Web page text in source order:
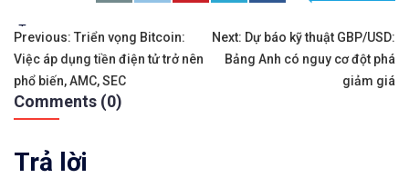
✨🏆𝐗𝐨á 𝐛ỏ 𝐥𝐨 𝐥ắ𝐧𝐠 𝐤𝐡𝐢 𝐭𝐡𝐚𝐦 𝐠𝐢𝐚 𝐭𝐡ị 𝐭𝐫ườ𝐧𝐠 𝐭à𝐢 𝐜𝐡í𝐧𝐡
✅𝘔ở 𝘵à𝘪 𝘬𝘩𝘰ả𝘯 𝘵𝘳ê𝘯 𝘴à𝘯 𝘌𝘹𝘯𝘦𝘴𝘴 𝘜𝘺 𝘛í𝘯 𝘷à 𝘱𝘩ù
✅𝘔ở 𝘵à𝘪 𝘬𝘩𝘰ả𝘯 𝘵𝘳ê𝘯 𝘴à𝘯 𝘐𝘊𝘔𝘢𝘳𝘬𝘦𝘵𝘴 𝘯ổ𝘪 𝘵𝘪ế𝘯𝘨
✅𝘔ở 𝘵à𝘪 𝘬𝘩𝘰ả𝘯 𝘵𝘳ê𝘯 𝘴à𝘯 𝘉𝘪𝘯𝘢𝘯𝘤𝘦 𝘯ổ𝘪 𝘵𝘪ế𝘯𝘨 𝘯𝘩ấ𝘵
Tags:
Điều
hướng
bài
viết
Previous: Triển vọng Bitcoin:
Việc áp dụng tiền điện tử trở nên
phổ biến, AMC, SEC
Next: Dự báo kỹ thuật GBP/USD:
Bảng Anh có nguy cơ đột phá
giảm giá
Comments (0)
Trả lời